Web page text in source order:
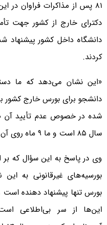
۸۱ پس از مذاکرات فراوان
دکترای خارج از کشور جهت
دانشگاه داخل کشور پیشنهاد
کردند.
«این نشان می‌دهد که ما
دانشجو برای بورس خارج کشور
شده در خصوص عدم تأیید آن
سال ۸۵ است و ما ۹ ماه روی آن تأمل کردیم.»
وی در پاسخ به این سؤال که بر
بورسیه‌های غیرقانونی به
بورس تنها پیشنهاد دهنده است
این‌ها از سر بی‌اطلاعی